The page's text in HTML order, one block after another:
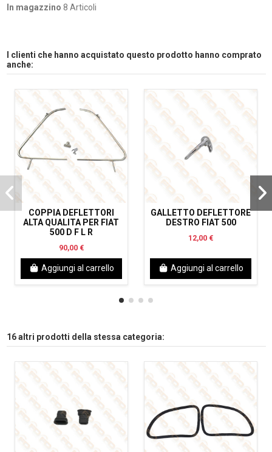
In magazzino 8 Articoli
I clienti che hanno acquistato questo prodotto hanno comprato
anche:
COPPIA DEFLETTORI
ALTA QUALITA PER FIAT
500 D F L R
90,00 €
Aggiungi al carrello
GALLETTO DEFLETTORE
DESTRO FIAT 500
12,00 €
Aggiungi al carrello
16 altri prodotti della stessa categoria: